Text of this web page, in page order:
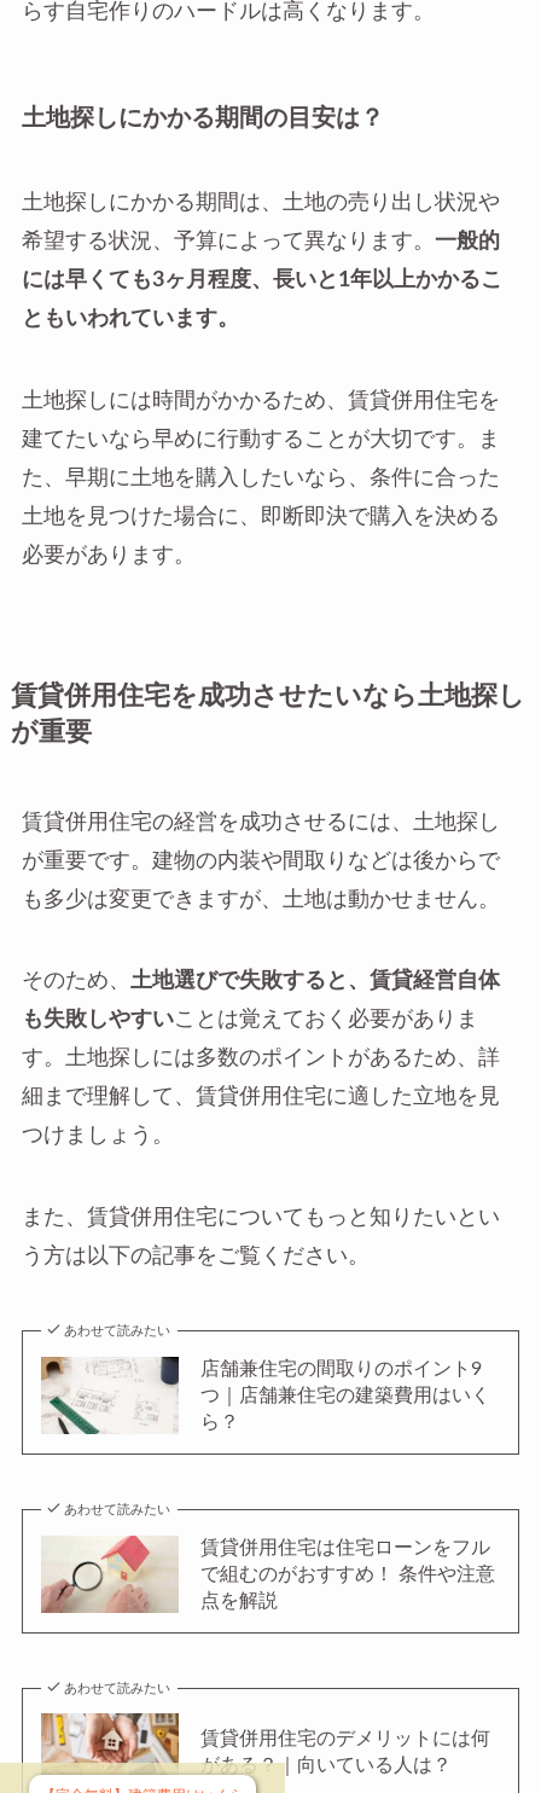
らす自宅作りのハードルは高くなります。
土地探しにかかる期間の目安は？
土地探しにかかる期間は、土地の売り出し状況や
希望する状況、予算によって異なります。 一般的
には早くても3ヶ月程度、長いと1年以上かかるこ
ともいわれています。
土地探しには時間がかかるため、賃貸併用住宅を
建てたいなら早めに行動することが大切です。ま
た、早期に土地を購入したいなら、条件に合った
土地を見つけた場合に、即断即決で購入を決める
必要があります。
賃貸併用住宅を成功させたいなら土地探し
が重要
賃貸併用住宅の経営を成功させるには、土地探し
が重要です。建物の内装や間取りなどは後からで
も多少は変更できますが、土地は動かせません。
そのため、
土地選びで失敗すると、賃貸経営自体
も失敗しやすいことは覚えておく必要がありま
す。土地探しには多数のポイントがあるため、詳
細まで理解して、賃貸併用住宅に適した立地を見
つけましょう。
また、賃貸併用住宅についてもっと知りたいとい
う方は以下の記事をご覧ください。
あわせて読みたい
店舗兼住宅の間取りのポイント9
つ｜店舗兼住宅の建築費用はいく
ら？
あわせて読みたい
賃貸併用住宅は住宅ローンをフル
で組むのがおすすめ！ 条件や注意
点を解説
あわせて読みたい
賃貸併用住宅のデメリットには何
がある？｜向いている人は？